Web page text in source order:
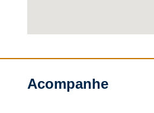
Acompanhe